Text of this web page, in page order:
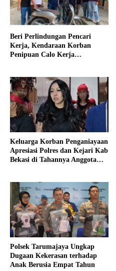
Beri Perlindungan Pencari
Kerja, Kendaraan Korban
Penipuan Calo Kerja
Keluarga Korban Penganiayaan
Apresiasi Polres dan Kejari Kab
Bekasi di Tahannya Anggota
Polsek Tarumajaya Ungkap
Dugaan Kekerasan terhadap
Anak Berusia Empat Tahun